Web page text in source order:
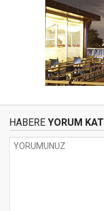
HABERE YORUM KAT